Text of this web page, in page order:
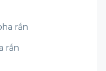
rắn
rắn